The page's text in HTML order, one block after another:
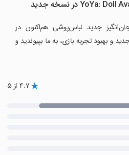
جدید لباس‌پوشی هم‌اکنون در
و بهبود تجربه بازی، به ما بپیوندید و
۴.۷ از ۵